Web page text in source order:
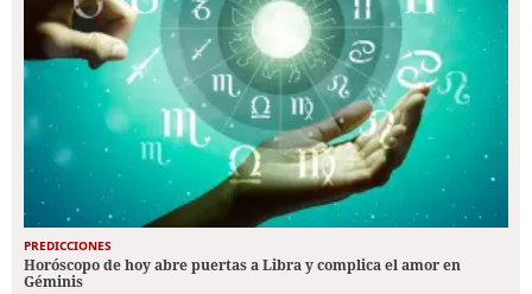
PREDICCIONES
Horóscopo de hoy abre puertas a Libra y complica el amor en
Géminis